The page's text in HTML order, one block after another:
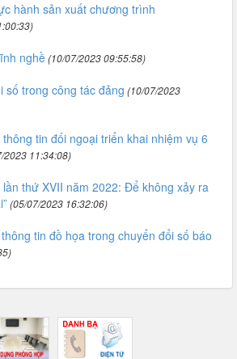
hành sản xuất chương trình
nghề(10/07/2023 09:55:58)
số trong công tác đảng (10/07/2023
tin đối ngoại triển khai nhiệm vụ 6
2023 11:34:08)
thứ XVII năm 2022: Để không xảy ra
(05/07/2023 16:32:06)
tin đồ họa trong chuyển đổi số báo